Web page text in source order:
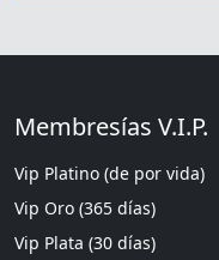
Membresías V.I.P.
Vip Platino (de por vida)
Vip Oro (365 días)
Vip Plata (30 días)